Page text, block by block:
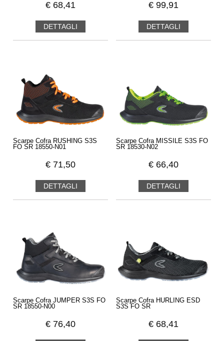
€ 68,41
DETTAGLI
€ 99,91
DETTAGLI
Scarpe Cofra RUSHING S3S
FO SR 18550-N01
€ 71,50
DETTAGLI
Scarpe Cofra MISSILE S3S FO
SR 18530-N02
€ 66,40
DETTAGLI
Scarpe Cofra JUMPER S3S FO
SR 18550-N00
€ 76,40
Scarpe Cofra HURLING ESD
S3S FO SR
€ 68,41